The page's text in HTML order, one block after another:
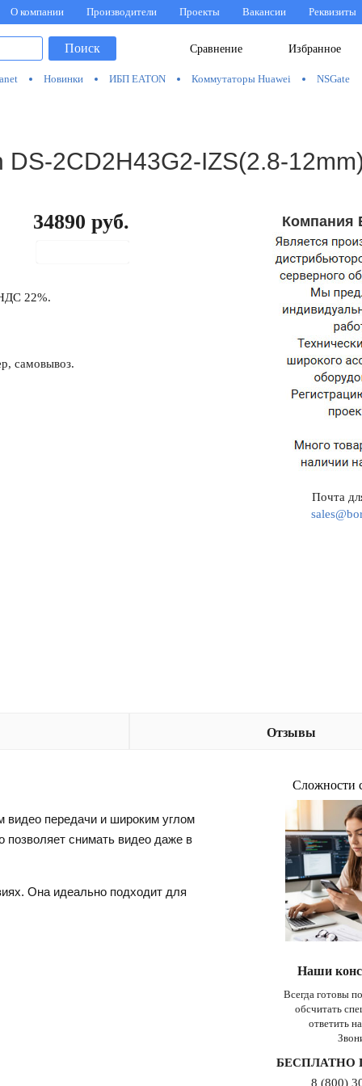
О компании Производители Проекты Вакансии Реквизиты
Избранное
Сравнение
Поиск
Новинки ИБП EATON Коммутаторы Huawei NSGate
DS-2CD2H43G2-IZS(2.8-
34890 руб.
22%.
самовывоз.
Компания
Почта
Отзывы
видео передачи и широким углом
позволяет снимать видео даже в
Она идеально подходит для
Сложности
Наши
Всегда готовы
обсчитать
ответить
БЕСПЛАТНО
8 (800)